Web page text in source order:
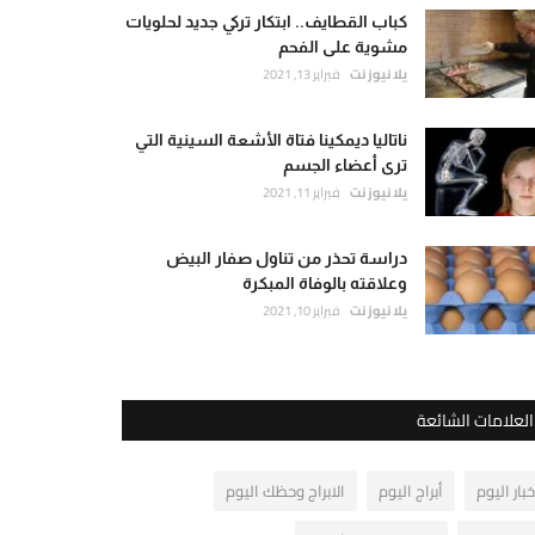
كباب القطايف.. ابتكار تركي جديد لحلويات
مشوية على الفحم
يلا نيوز نت فبراير 13, 2021
ناتاليا ديمكينا فتاة الأشعة السينية التي
ترى أعضاء الجسم
يلا نيوز نت فبراير 11, 2021
دراسة تحذر من تناول صفار البيض
وعلاقته بالوفاة المبكرة
يلا نيوز نت فبراير 10, 2021
العلامات الشائعة
اليوم أبراج اليوم
الابراج وحظك اليوم